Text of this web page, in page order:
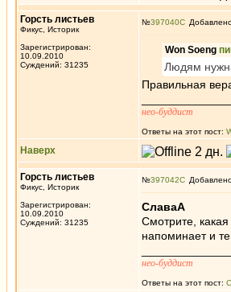
Горсть листьев
Фикус, Историк
Зарегистрирован:
10.09.2010
Суждений: 31235
№397040
Won Soeng
Людям
Правильная
нео-буддист
Ответы на этот пост:
Наверх
Горсть листьев
Фикус, Историк
Зарегистрирован:
10.09.2010
Суждений: 31235
№397042
СлаваА
Смотрите,
напоминает и
нео-буддист
Ответы на этот пост: